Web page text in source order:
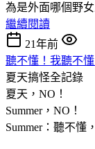
為是外面哪個野
繼續閱讀
21年前
聽不懂！我聽不懂
夏天搞怪全記錄
夏天，NO！
Summer，NO！
Summer：聽不懂